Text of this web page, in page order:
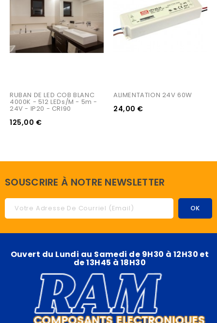
RUBAN DE LED COB BLANC
4000K - 512 LEDs/m - 5m -
24V - IP20 - CRI90
125,00 €
ALIMENTATION 24V 60W
24,00 €
SOUSCRIRE À NOTRE NEWSLETTER
Ouvert du Lundi au Samedi de 9H30 à 12H30 et
de 13H45 à 18H30